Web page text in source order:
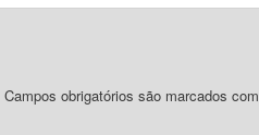
Campos obrigatórios são marcados com